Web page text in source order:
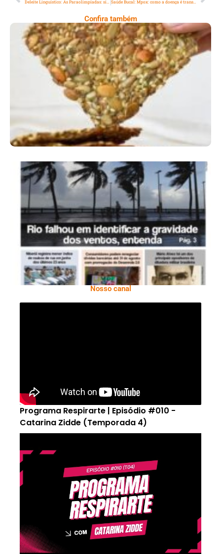
Deleite Linguístico: As Paraolimpíadas: símbolo da luta por uma sociedade mais inclusiva Saúde Bucal: Mpox: como a doença é transmitida e como é feita a prevenção?
Confira também
Comer Bem: Cracker De Sementes
Ano X – Número 366 01 A 07 De Agosto De
2026
Nosso canal
Programa Respirarte | Episódio #010 -
Catarina Zidde (Temporada 4)